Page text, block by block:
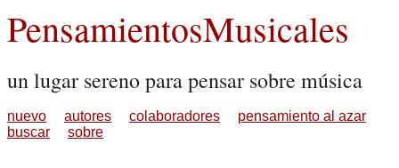
PensamientosMusicales
un lugar sereno para pensar sobre música
nuevo autores colaboradores
pensamiento al azar
buscar
sobre